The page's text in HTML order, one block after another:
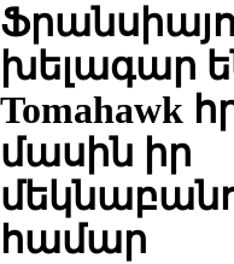
խելագար
Tomahawk
մասին իր
համար